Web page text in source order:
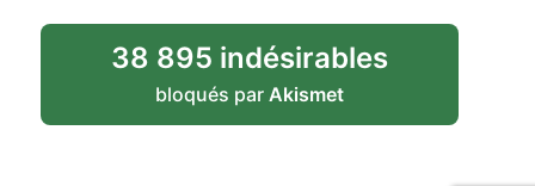
38 895 indésirables
bloqués parAkismet